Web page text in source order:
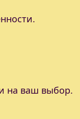
на ваш выбор.